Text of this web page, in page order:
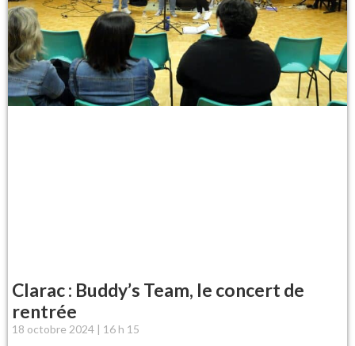
Clarac : Buddy’s Team, le concert de
rentrée
18 octobre 2024 16 h 15